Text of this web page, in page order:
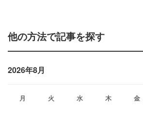
他の方法で記事を探す
2026年8月
月 火 水 木 金